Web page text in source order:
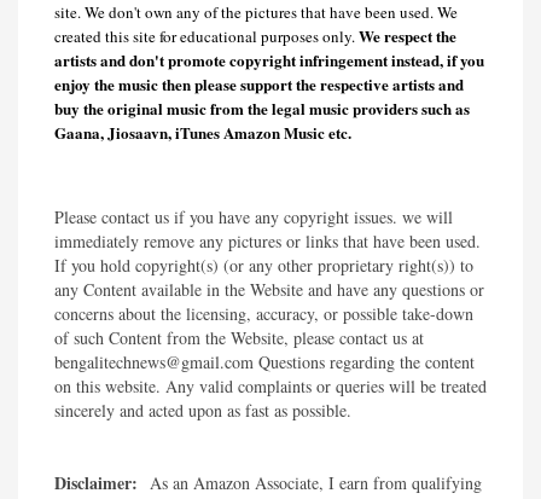
site. We don't own any of the pictures that have been used. We
created this site for educational purposes only.We respect the
artists and don't promote copyright infringement instead, if you
enjoy the music then please support the respective artists and
buy the original music from the legal music providers such as
Gaana, Jiosaavn, iTunes Amazon Music etc.
Please contact us if you have any copyright issues. we will
immediately remove any pictures or links that have been used.
If you hold copyright(s) (or any other proprietary right(s)) to
any Content available in the Website and have any questions or
concerns about the licensing, accuracy, or possible take-down
of such Content from the Website, please contact us at
bengalitechnews@gmail.com Questions regarding the content
on this website. Any valid complaints or queries will be treated
sincerely and acted upon as fast as possible.​
Disclaimer: As an Amazon Associate, I earn from qualifying